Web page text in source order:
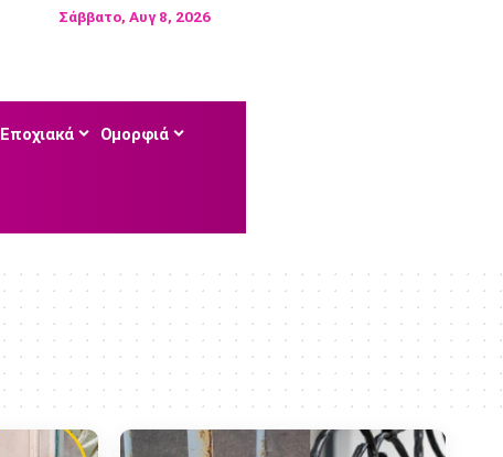
Σάββατο, Αυγ 8, 2026
Εποχιακά Ομορφιά